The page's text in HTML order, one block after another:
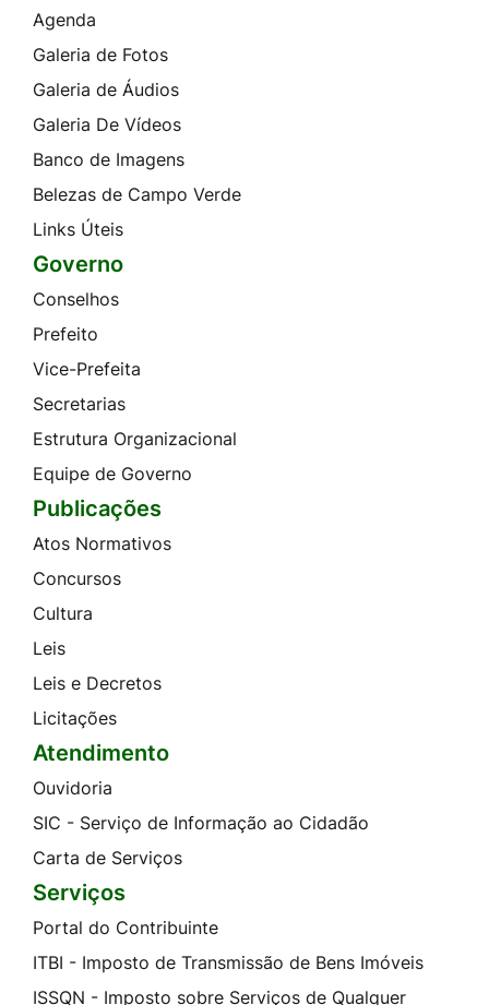
Agenda
Galeria de Fotos
Galeria de Áudios
Galeria De Vídeos
Banco de Imagens
Belezas de Campo Verde
Links Úteis
Governo
Conselhos
Prefeito
Vice-Prefeita
Secretarias
Estrutura Organizacional
Equipe de Governo
Publicações
Atos Normativos
Concursos
Cultura
Leis
Leis e Decretos
Licitações
Atendimento
Ouvidoria
SIC - Serviço de Informação ao Cidadão
Carta de Serviços
Serviços
Portal do Contribuinte
ITBI - Imposto de Transmissão de Bens Imóveis
ISSQN - Imposto sobre Serviços de Qualquer